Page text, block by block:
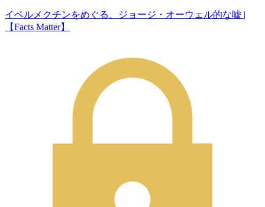
イベルメクチンをめぐる、ジョージ・オーウェル的な嘘 |
【Facts Matter】